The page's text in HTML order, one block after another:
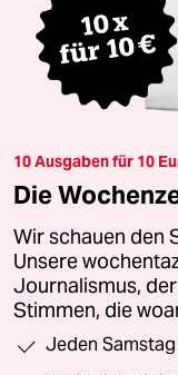
10 Ausgaben für 10
Die
Wir schauen den
Unsere
Journalismus,
Stimmen, die
Jeden